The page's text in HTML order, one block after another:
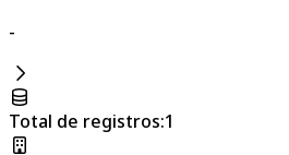
-
Total de registros:1